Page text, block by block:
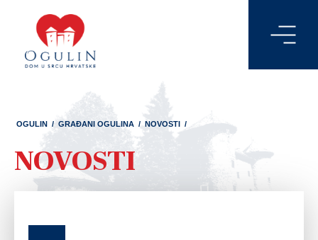
OGULIN / GRAĐANI OGULINA / NOVOSTI /
NOVOSTI